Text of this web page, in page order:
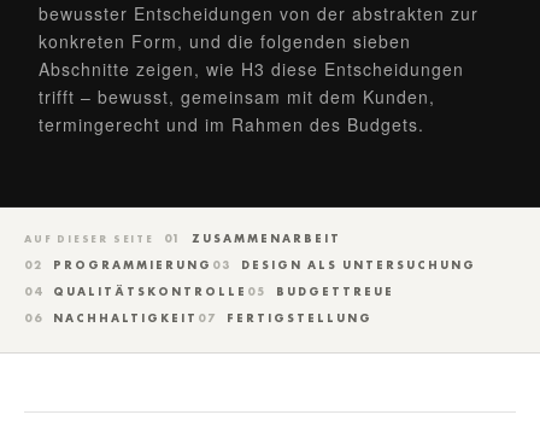
bewusster Entscheidungen von der abstrakten zur
konkreten Form, und die folgenden sieben
Abschnitte zeigen, wie H3 diese Entscheidungen
trifft – bewusst, gemeinsam mit dem Kunden,
termingerecht und im Rahmen des Budgets.
AUF DIESER SEITE 01
ZUSAMMENARBEIT
02
PROGRAMMIERUNG 03
DESIGN ALS UNTERSUCHUNG
04
QUALITÄTSKONTROLLE 05
BUDGETTREUE
06
NACHHALTIGKEIT 07 FERTIGSTELLUNG